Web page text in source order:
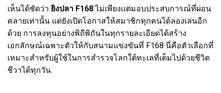
เห็นได้ชัดว่า ยิงปลา F168ไม่เพียงแต่มอบประสบการณ์ที่ผ่อน
คลายเท่านั้น แต่ยังเปิดโอกาสให้สมาชิกทุกคนได้ลองเล่นอีก
ด้วย การลงทุนอย่างพิถีพิถันในทุกรายละเอียดได้สร้าง
เอกลักษณ์เฉพาะตัวให้กับสนามแข่งขันที่ F168 นี่คือตัวเลือกที่
เหมาะสำหรับผู้ใช้ในการสำรวจโลกใต้ทะเลที่เต็มไปด้วยชีวิต
ชีวาได้ทุกวัน.